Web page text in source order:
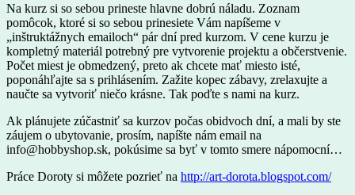
Na kurz si so sebou prineste hlavne dobrú náladu. Zoznam
pomôcok, ktoré si so sebou prinesiete Vám napíšeme v
„inštruktážnych emailoch“ pár dní pred kurzom. V cene kurzu je
kompletný materiál potrebný pre vytvorenie projektu a občerstvenie.
Počet miest je obmedzený, preto ak chcete mať miesto isté,
poponáhľajte sa s prihlásením. Zažite kopec zábavy, zrelaxujte a
naučte sa vytvoriť niečo krásne. Tak poďte s nami na kurz.
Ak plánujete zúčastniť sa kurzov počas obidvoch dní, a mali by ste
záujem o ubytovanie, prosím, napíšte nám email na
info@hobbyshop.sk, pokúsime sa byť v tomto smere nápomocní…
Práce Doroty si môžete pozrieť na http://art-dorota.blogspot.com/